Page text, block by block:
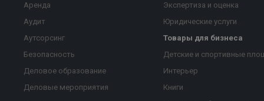
Аренда
Аудит
Аутсорсинг
Безопасность
Деловое образование
Деловые мероприятия
Экспертиза и оценка
Юридические услуги
Товары для бизнеса
Детские и спортивные
Интерьер
Книги